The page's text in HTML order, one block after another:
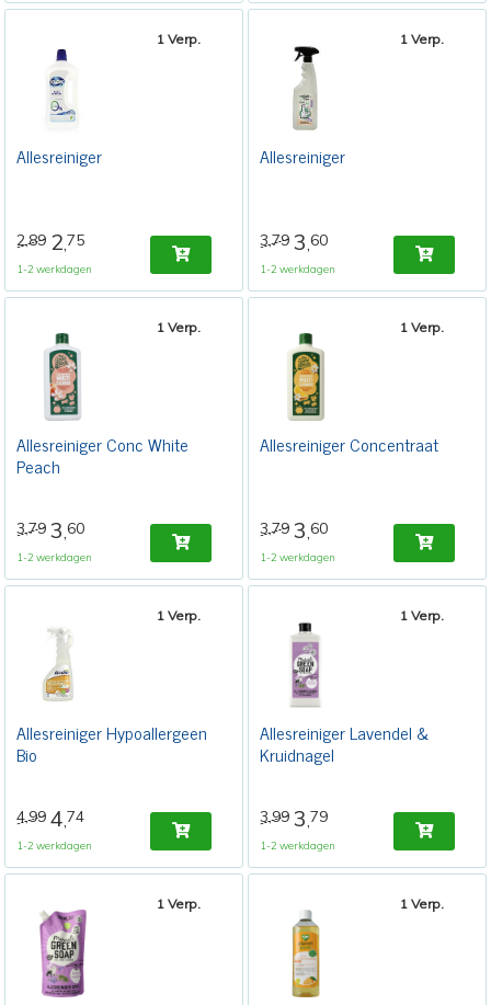
1 Verp.
Allesreiniger
2,89 2,75
1-2 werkdagen
1 Verp.
Allesreiniger
3,79 3,60
1-2 werkdagen
1 Verp.
Allesreiniger Conc White
Peach
3,79 3,60
1-2 werkdagen
1 Verp.
Allesreiniger Concentraat
3,79 3,60
1-2 werkdagen
1 Verp.
Allesreiniger Hypoallergeen
Bio
4,99 4,74
1-2 werkdagen
1 Verp.
Allesreiniger Lavendel &
Kruidnagel
3,99 3,79
1-2 werkdagen
1 Verp. 1 Verp.